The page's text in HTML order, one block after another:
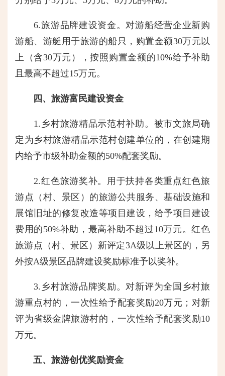
6.旅游品牌建设资金。对游船经营企业新购
游船、游艇用于旅游的船只，购置金额30万元以
上（含30万元），按照购置金额的10%给予补助
且最高不超过15万元。
四、旅游富民建设资金
1.乡村旅游精品示范村补助。被市文旅局确
定为乡村旅游精品示范村创建单位的，在创建期
内给予市级补助金额的50%配套奖励。
2.红色旅游奖补。用于扶持各类重点红色旅
游点（村、景区）的旅游公共服务、基础设施和
展馆旧址的修复改造等项目建设，给予项目建设
费用的50%补助，最高补助不超过10万元。红色
旅游点（村、景区）新评定3A级以上景区的，另
外按A级景区品牌建设奖励标准予以奖补。
3.乡村旅游品牌奖励。对新评为全国乡村旅
游重点村的，一次性给予配套奖励20万元；对新
评为省级金牌旅游村的，一次性给予配套奖励10
万元。
五、旅游创优奖励资金